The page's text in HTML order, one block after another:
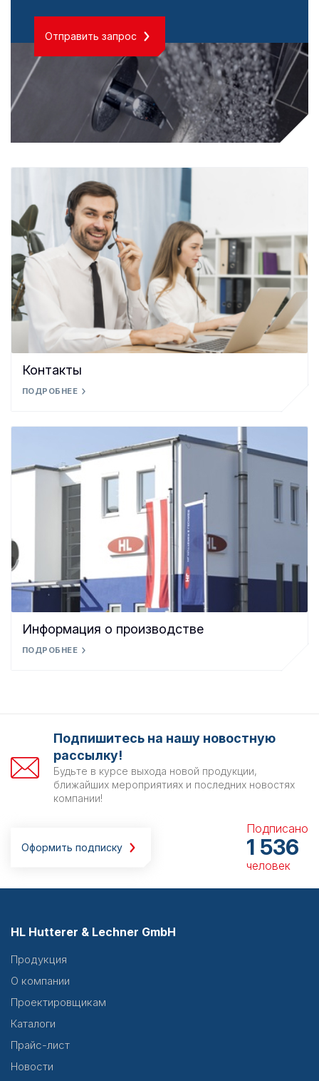
Отправить запрос
Контакты
ПОДРОБНЕЕ
Информация о производстве
ПОДРОБНЕЕ
Подпишитесь на нашу новостную
рассылку!
Будьте в курсе выхода новой продукции,
ближайших мероприятиях и последних новостях
компании!
Оформить подписку
Подписано
1 536
человек
HL Hutterer & Lechner GmbH
Продукция
О компании
Проектировщикам
Каталоги
Прайс-лист
Новости